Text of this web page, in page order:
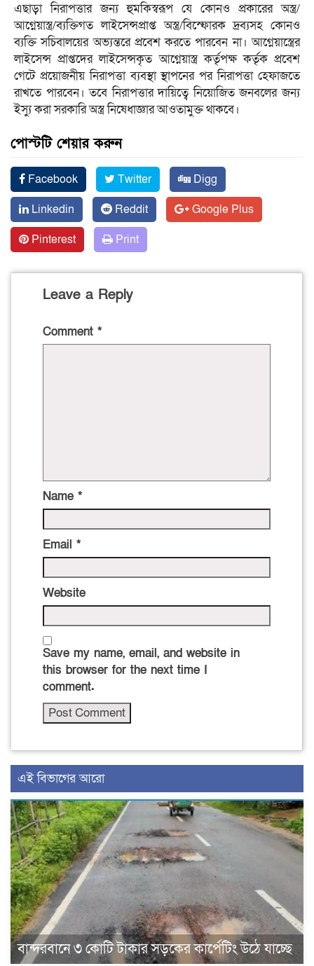
এছাড়া নিরাপত্তার জন্য হুমকিস্বরূপ যে কোনও প্রকারের অস্ত্র/
আগ্নেয়াস্ত্র/ব্যক্তিগত লাইসেন্সপ্রাপ্ত অস্ত্র/বিস্ফোরক দ্রব্যসহ কোনও
ব্যক্তি সচিবালয়ের অভ্যন্তরে প্রবেশ করতে পারবেন না। আগ্নেয়াস্ত্রের
লাইসেন্স প্রাপ্তদের লাইসেন্সকৃত আগ্নেয়াস্ত্র কর্তৃপক্ষ কর্তৃক প্রবেশ
গেটে প্রয়োজনীয় নিরাপত্তা ব্যবস্থা স্থাপনের পর নিরাপত্তা হেফাজতে
রাখতে পারবেন। তবে নিরাপত্তার দায়িত্বে নিয়োজিত জনবলের জন্য
ইস্যু করা সরকারি অস্ত্র নিষেধাজ্ঞার আওতামুক্ত থাকবে।
পোস্টটি শেয়ার করুন
Facebook Twitter
Digg
Linkedin
Reddit
Google Plus
Pinterest
Print
Leave a Reply
Comment *
Name *
Email *
Website
Save my name, email, and website in
this browser for the next time I
comment.
এই বিভাগের আরো
বান্দরবানে ৩ কোটি টাকার সড়কের কার্পেটিং উঠে যাচ্ছে